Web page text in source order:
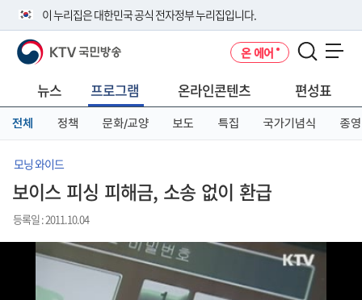
이 누리집은 대한민국 공식 전자정부 누리집입니다.
공식 누리집 주소 확인하기
니다.
이밖에 or.kr 또는 .kr등 다른 도메인 주소를 사용하고 있다면 아래 URL에
서 도메인 주소를 확인해 보세요
KTV 국민방송 온 에어
뉴스 프로그램 온라인콘텐츠 편성표
전체 정책 문화/교양 보도 특집 국가기념식 종영
모닝 와이드
보이스 피싱 피해금, 소송 없이 환급
등록일 : 2011.10.04